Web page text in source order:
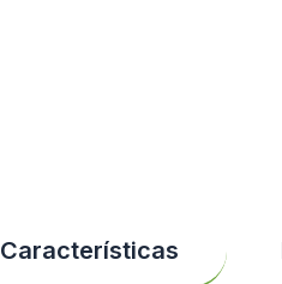
Características